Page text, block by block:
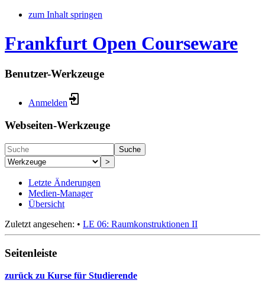
zum Inhalt springen
Frankfurt Open Courseware
Benutzer-Werkzeuge
Anmelden
Webseiten-Werkzeuge
Suche
>
Letzte Änderungen
Medien-Manager
Übersicht
Zuletzt angesehen: • LE 06: Raumkonstruktionen II
Seitenleiste
zurück zu Kurse für Studierende